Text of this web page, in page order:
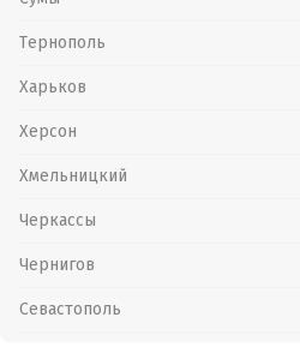
Тернополь
Харьков
Херсон
Хмельницкий
Черкассы
Чернигов
Севастополь